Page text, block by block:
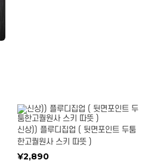
신상)) 플루디집업 ( 뒷면포인트 두툼
한고퀄원사 스키 따뜻 )
¥2,890